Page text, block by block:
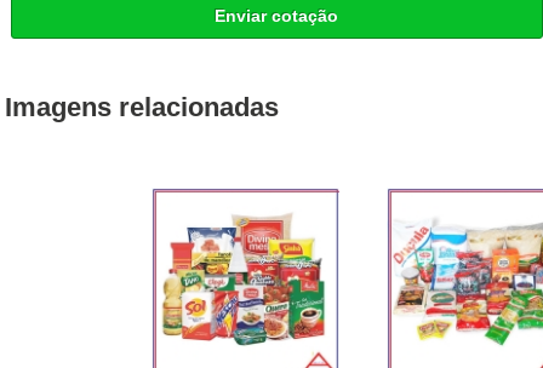
Enviar cotação
Imagens relacionadas